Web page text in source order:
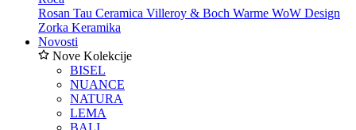
Rosan Tau Ceramica Villeroy & Boch Warme WoW Design
Zorka Keramika
Novosti
Nove Kolekcije
BISEL
NUANCE
NATURA
LEMA
BALI